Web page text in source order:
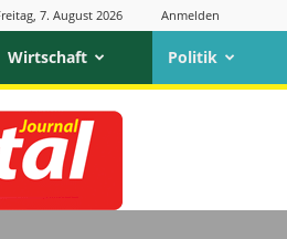
7. August 2026 Anmelden
Wirtschaft Politik